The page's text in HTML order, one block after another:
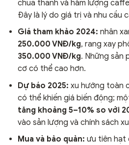
chua thanh và hàm lượng
Đây là lý do giá trị và nhu cầu
Giá tham khảo 2024: nhân
250.000 VNĐ/kg, rang xay
350.000 VNĐ/kg. Những sản
cơ có thể cao hơn.
Dự báo 2025: xu hướng toàn
có thể khiến giá biến động;
tăng khoảng 5–10% so với
vào sản lượng và chính sách
Mua và bảo quản: ưu tiên hạt